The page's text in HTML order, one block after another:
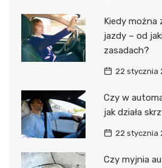
Kiedy można
jazdy – od
zasadach?
22 stycznia
Czy w
jak działa
22 stycznia
Czy myjnia